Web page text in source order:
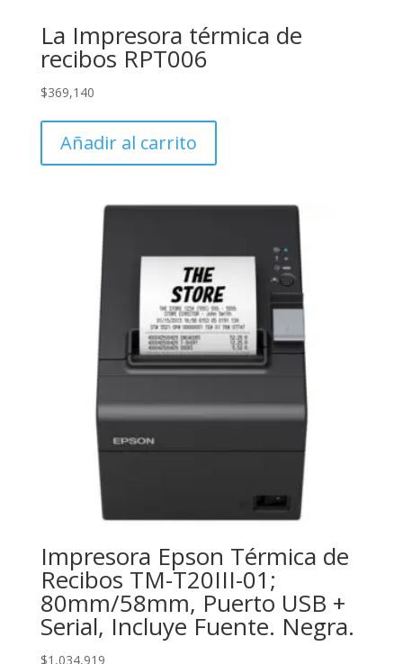
La Impresora térmica de
recibos RPT006
$369,140
Añadir al carrito
Impresora Epson Térmica de
Recibos TM-T20III-01;
80mm/58mm, Puerto USB +
Serial, Incluye Fuente. Negra.
$1,034,919